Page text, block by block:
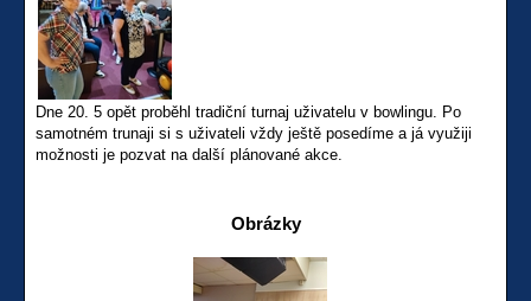
Dne 20. 5 opět proběhl tradiční turnaj uživatelu v bowlingu. Po
samotném trunaji si s uživateli vždy ještě posedíme a já využiji
možnosti je pozvat na další plánované akce.
Obrázky